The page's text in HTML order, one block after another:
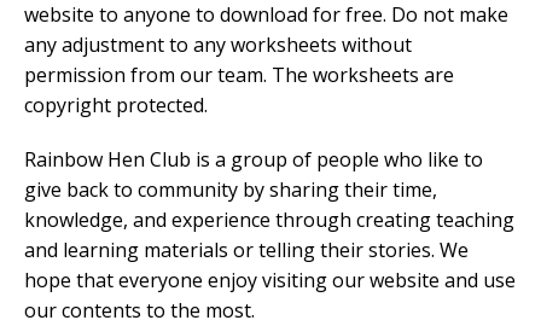
website to anyone to download for free. Do not make
any adjustment to any worksheets without
permission from our team. The worksheets are
copyright protected.
Rainbow Hen Club is a group of people who like to
give back to community by sharing their time,
knowledge, and experience through creating teaching
and learning materials or telling their stories. We
hope that everyone enjoy visiting our website and use
our contents to the most.